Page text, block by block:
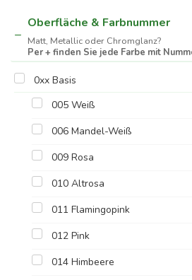
Oberfläche & Farbnummer
Matt, Metallic oder Chromglanz?
Per + finden Sie jede Farbe mit
0xx Basis
005 Weiß
006 Mandel-Weiß
009 Rosa
010 Altrosa
011 Flamingopink
012 Pink
014 Himbeere